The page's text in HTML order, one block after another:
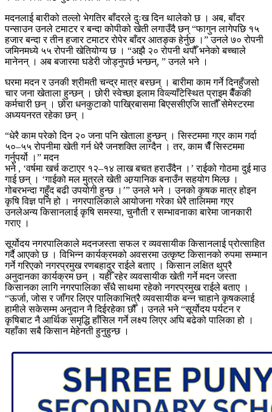
मदनलाई बारीको तल्लो भेगतिर बाँदरले दुःख दिन थालेको छ । अब, बाँदर
पन्साउन उनले टमाटर र बन्दा कोपीको खेती लगाउँदै छन् “फागुन लागेपछि १५
हजार बन्दा र तीन हजार टमाटर रोपेर बाँदर आतङ्क हेर्नुछ ।” उनले ७० रोपनी
जमिनमध्ये ५५ रोपनी खेतियोग्य छ । “अझै २० रोपनी थपौँ भनेको बच्चाले
मानेनन् । अब बजारमा घडेरी जोड्नुपर्छ भन्छन्, ” उनले भने ।
घरमा मदन र उनकी श्रीमती चन्द्र मात्र बस्छन् । बारीमा काम गर्ने दिनहुँजसो
चार जना खेताला हुन्छन् । छोरी स्वेच्छा इलाम विव्ल्याँटेस्थित प्राइम बैँककी
कर्मचारी छन् । छोरा धनकुटाको पाख्रिबासमा बिएससीएजि सातौँ सेमेस्टरमा
अध्ययनरत रहेका छन् ।
“धेरै काम परेको दिन २० जना पनि खेताला हुन्छन् । सिस्टममा गएर काम गर्दा
५०–५५ रोपनीमा खेती गर्न धेरै जनशक्ति लाग्दैन । तर, काम चैँ सिस्टममा
गर्नुपर्यो ।” मदन
भने , ‘वर्षमा खर्च कटाएर १२–१४ लाख बचत हराउँदैन ।’ राईको गोठमा दुई माउ
गाई छन् । ‘गाईको मल मुत्रले खेती अग्र्यानिक बनाउँन सहयोग मिल्छ ।
गोबरभन्दा गहुँद बढी उपयोगी हुन्छ ।’” उनले भने । उनको कृषक मात्र होइन
कृषि विज्ञ पनि हो । नगरपालिकाले आयोजना गरेका धेरै तालिममा गएर
उनलेअन्य किसानलाई कृषि समस्या, चुनौती र सम्भावनाका बारेमा जानकारी
गराए ।
सूर्योदय नगरपालिकाले मदनजस्ता सफल र व्यवसायीक किसानलाई प्रोत्साहित
गर्दै आएको छ । विभिन्न कार्यक्रमको अवसरमा उत्कृष्ट किसानको रुपमा सम्मान
गर्ने गरिएको नगरप्रमुख रणबहादुर राईले बताए । किसान लक्षित थुप्रै
अनुदानका कार्यक्रम छन् । यहीँ रहेर व्यवसायीक खेती गर्ने मदन जस्ता
किसानका लागि नगरपालिका सँधै साथमा रहेको नगरप्रमुख राईले बताए ।
“ऊर्जा, जोस र जाँगर लिएर पालिकाभित्रै व्यवसायीक बन्न चाहाने कृषकलाई
हामीले सकेसम्म अनुदान नै दिईरहेका छौँ । उनले भने “सूर्योदय पर्यटन र
कृषिबाट नै आर्थिक समृद्धि हाँसिल गर्ने लक्ष्य लिएर अघि बढेको पालिका हो ।
यहाँका सबै किसान मेहेनती हुनुहुन्छ ।